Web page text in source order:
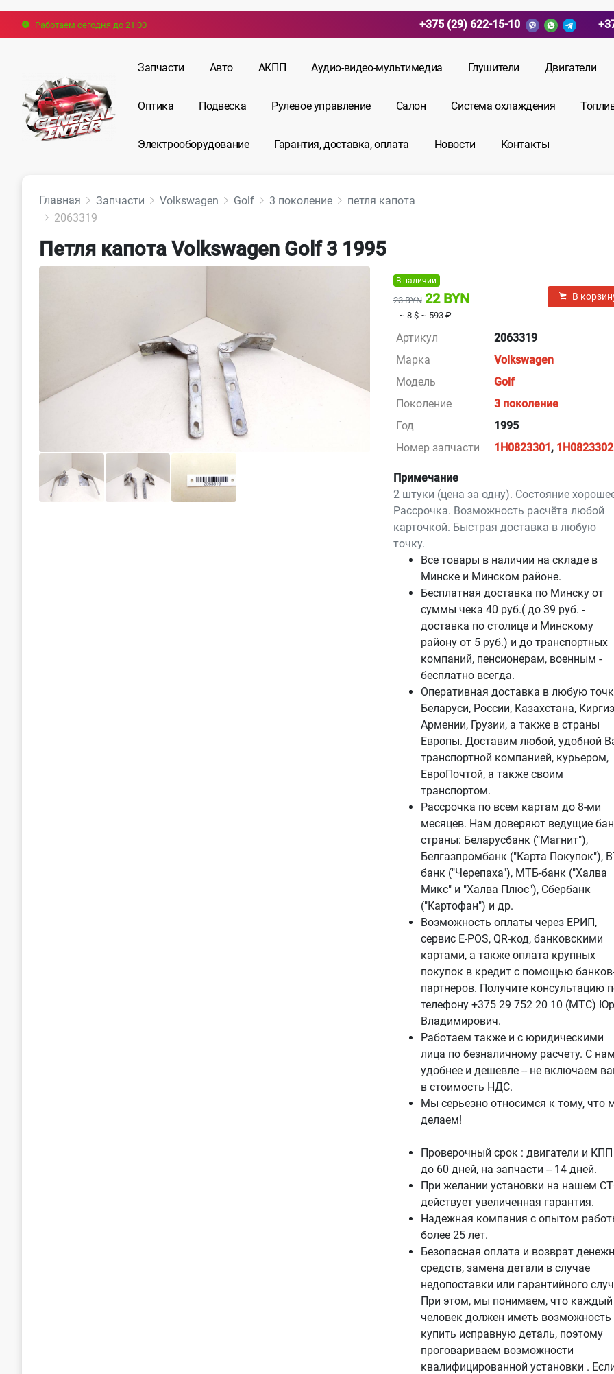
Работаем сегодня до 21:00 +375 (29) 622-15-10
Запчасти Авто АКПП Аудио-видео-мультимедиа Глушители Двигатели
Оптика Подвеска Рулевое управление Салон Система охлаждения
Электрооборудование Гарантия, доставка, оплата Новости Контакты
Главная Запчасти Volkswagen Golf 3 поколение
петля капота
2063319
Петля капота Volkswagen Golf 3 1995
В наличии
23 BYN 22 BYN
~ 8 $ ~ 593 ₽
В
Артикул
2063319
Марка
Volkswagen
Модель
Golf
Поколение
3 поколение
Год
1995
Номер запчасти
1H0823301, 1H0823302
Примечание
2 штуки (цена за одну). Состояние
Рассрочка. Возможность расчёта любой
карточкой. Быстрая доставка в любую
точку.
Все товары в наличии на складе в
Минскe и Минском районе.
Бесплатная доставка по Минску от
суммы чека 40 руб.( до 39 руб. -
доставка по столице и Минскому
району от 5 руб.) и до транспортных
компаний, пенсионерам, военным -
бесплатно всегда.
Оперативная доставка в любую
Беларуси, России, Казахстана,
Армении, Грузии, а также в страны
Европы. Доставим любой, удобной
транспортной компанией, курьером,
ЕвроПочтой, а также своим
транспортом.
Рассрочка по всем картам до 8-ми
месяцев. Нам доверяют ведущие
страны: Беларусбанк ("Магнит"),
Белгазпромбанк ("Карта Покупок"),
банк ("Черепаха"), МТБ-банк ("Халва
Микс" и "Халва Плюс"), Сбербанк
("Картофан") и др.
Возможность оплаты через ЕРИП,
сервис E-POS, QR-код, банковскими
картами, а также оплата крупных
покупок в кредит с помощью
партнеров. Получите консультацию
телефону +375 29 752 20 10 (МТС)
Владимирович.
Работаем также и с юридическими
лица по безналичному расчету. С
удобнее и дешевле -- не включаем
в стоимость НДС.
Мы серьезно относимся к тому, что
делаем!
Проверочный срок : двигатели и КПП
до 60 дней, на запчасти -- 14 дней.
При желании установки на нашем
действует увеличенная гарантия.
Надежная компания с опытом
более 25 лет.
Безопасная оплата и возврат
средств, замена детали в случае
недопоставки или гарантийного
При этом, мы понимаем, что каждый
человек должен иметь возможность
купить исправную деталь, поэтому
проговариваем возможности
квалифицированной установки .